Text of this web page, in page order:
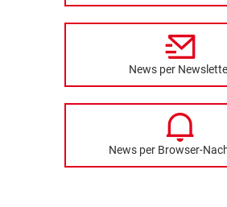
News per
News per Browser-